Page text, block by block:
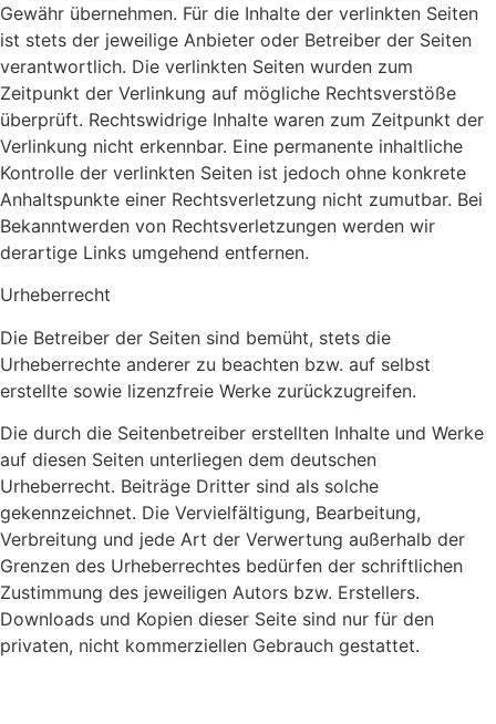
Gewähr übernehmen. Für die Inhalte der verlinkten Seiten
ist stets der jeweilige Anbieter oder Betreiber der Seiten
verantwortlich. Die verlinkten Seiten wurden zum
Zeitpunkt der Verlinkung auf mögliche Rechtsverstöße
überprüft. Rechtswidrige Inhalte waren zum Zeitpunkt der
Verlinkung nicht erkennbar. Eine permanente inhaltliche
Kontrolle der verlinkten Seiten ist jedoch ohne konkrete
Anhaltspunkte einer Rechtsverletzung nicht zumutbar. Bei
Bekanntwerden von Rechtsverletzungen werden wir
derartige Links umgehend entfernen.
Urheberrecht
Die Betreiber der Seiten sind bemüht, stets die
Urheberrechte anderer zu beachten bzw. auf selbst
erstellte sowie lizenzfreie Werke zurückzugreifen.
Die durch die Seitenbetreiber erstellten Inhalte und Werke
auf diesen Seiten unterliegen dem deutschen
Urheberrecht. Beiträge Dritter sind als solche
gekennzeichnet. Die Vervielfältigung, Bearbeitung,
Verbreitung und jede Art der Verwertung außerhalb der
Grenzen des Urheberrechtes bedürfen der schriftlichen
Zustimmung des jeweiligen Autors bzw. Erstellers.
Downloads und Kopien dieser Seite sind nur für den
privaten, nicht kommerziellen Gebrauch gestattet.